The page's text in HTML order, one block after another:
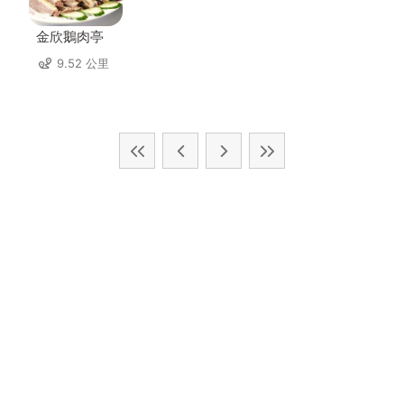
金欣鵝肉亭
9.52 公里